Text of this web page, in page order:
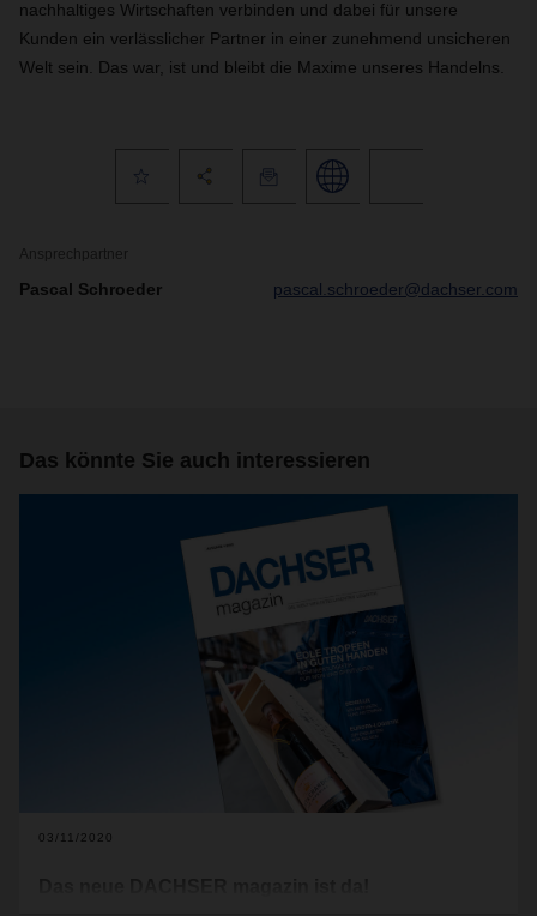
nachhaltiges Wirtschaften verbinden und dabei für unsere
Kunden ein verlässlicher Partner in einer zunehmend unsicheren
Welt sein. Das war, ist und bleibt die Maxime unseres Handelns.
Ansprechpartner
Pascal Schroeder pascal.schroeder@dachser.com
Das könnte Sie auch interessieren
03/11/2020